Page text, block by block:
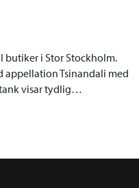
butiker i Stor Stockholm.
appellation Tsinandali med
visar tydlig…